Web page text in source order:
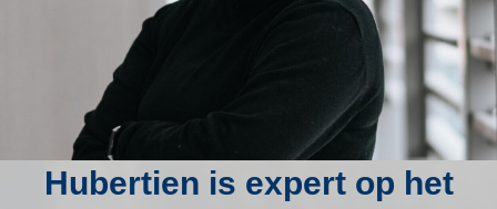
Hubertien is expert op het